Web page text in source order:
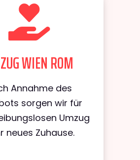
WIEN ROM
Annahme des
sorgen wir für
Umzug
neues Zuhause.